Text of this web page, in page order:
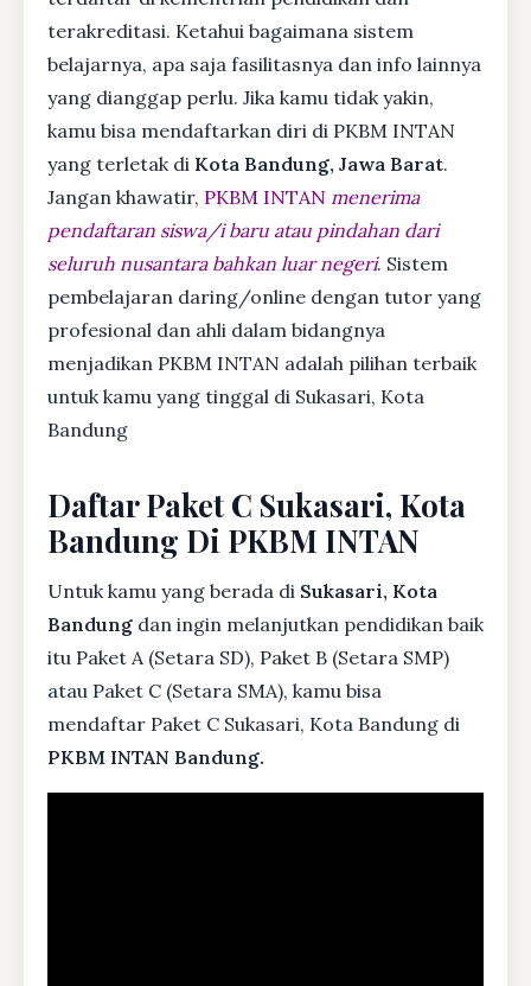
terakreditasi. Ketahui bagaimana sistem
belajarnya, apa saja fasilitasnya dan info lainnya
yang dianggap perlu. Jika kamu tidak yakin,
kamu bisa mendaftarkan diri di PKBM INTAN
yang terletak di Kota Bandung, Jawa Barat.
Jangan khawatir, PKBM INTAN menerima
pendaftaran siswa/i baru atau pindahan dari
seluruh nusantara bahkan luar negeri. Sistem
pembelajaran daring/online dengan tutor yang
profesional dan ahli dalam bidangnya
menjadikan PKBM INTAN adalah pilihan terbaik
untuk kamu yang tinggal di Sukasari, Kota
Bandung
Daftar Paket C Sukasari, Kota
Bandung Di PKBM INTAN
Untuk kamu yang berada di Sukasari, Kota
Bandung dan ingin melanjutkan pendidikan baik
itu Paket A (Setara SD), Paket B (Setara SMP)
atau Paket C (Setara SMA), kamu bisa
mendaftar Paket C Sukasari, Kota Bandung di
PKBM INTAN Bandung.